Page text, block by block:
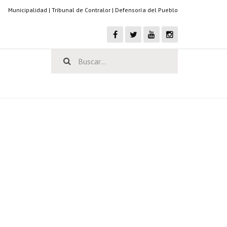
Municipalidad | Tribunal de Contralor | Defensoría del Pueblo